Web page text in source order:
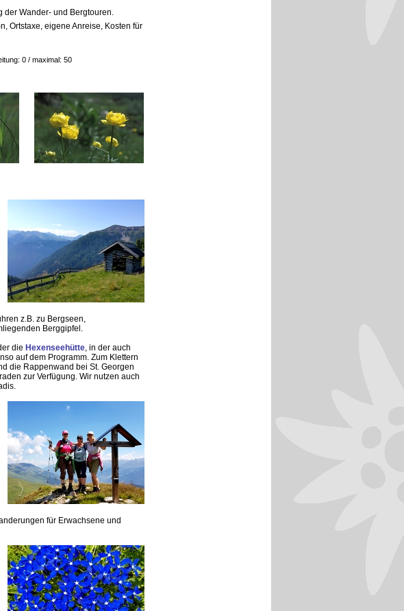
Wander- und Bergtouren.
Ortstaxe, eigene Anreise, Kosten für
0 / maximal: 50
z.B. zu Bergseen,
Berggipfel.
die Hexenseehütte, in der auch
auf dem Programm. Zum Klettern
die Rappenwand bei St. Georgen
zur Verfügung. Wir nutzen auch
für Erwachsene und